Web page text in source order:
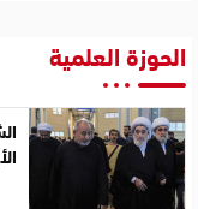
الحوزة العلمية